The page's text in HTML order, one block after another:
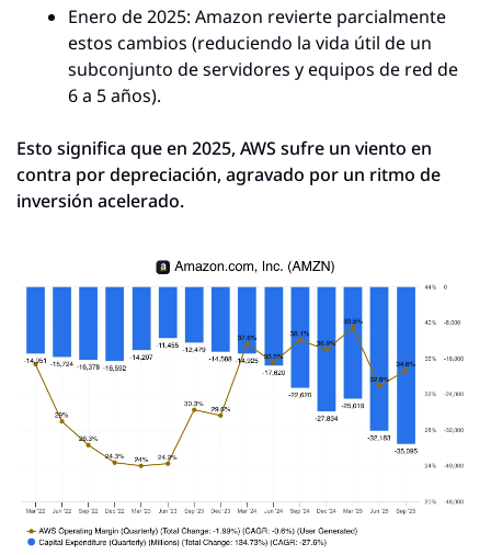
Enero de 2025: Amazon revierte parcialmente
estos cambios (reduciendo la vida útil de un
subconjunto de servidores y equipos de red de
6 a 5 años).
Esto significa que en 2025, AWS sufre un viento en
contra por depreciación, agravado por un ritmo de
inversión acelerado.